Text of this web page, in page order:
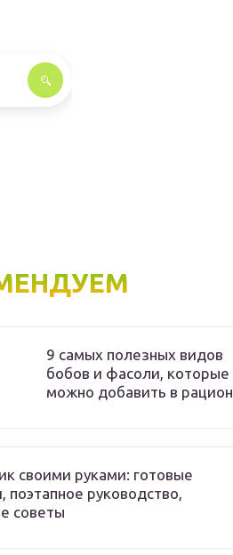
9 самых полезных видов
бобов и фасоли, которые
можно добавить в рацион
своими руками: готовые
поэтапное руководство,
советы